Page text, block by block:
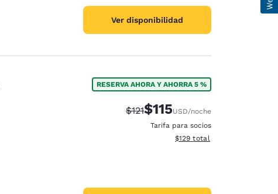
Ver disponibilidad
RESERVA AHORA Y AHORRA 5 %
Precio tachado:
$121Precio con descuento:
$115USD/noche
Tarifa para socios
Ver detalles del total
$129 total